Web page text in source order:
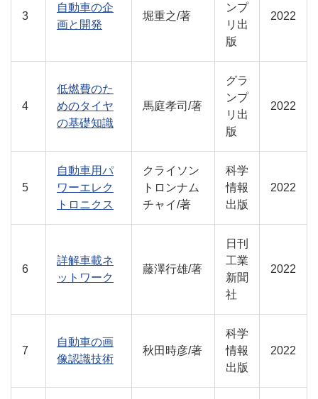
3
自動車の企
画と開発
堀重之/著
ンプ
リ出
版
2022
4
低燃費のた
めのタイヤ
の基礎知識
馬庭孝司/著
グラ
ンプ
リ出
版
2022
5
自動車用パ
ワーエレク
トロニクス
クライソン
トロンナム
チャイ/著
科学
情報
出版
2022
6
詳解車載ネ
ットワーク
藤澤行雄/著
日刊
工業
新聞
社
2022
7
自動車の画
像認識技術
秋田時彦/著
科学
情報
出版
2022